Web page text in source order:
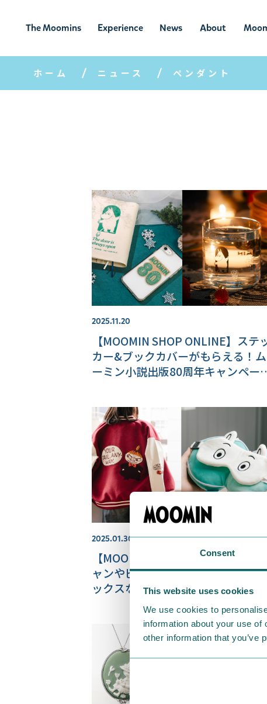
Consent
This website uses cookies
We use cookies to
information about your use
other information that you’ve
The Moomins
ムーミンの
世界
Experience
ムーミンの世
界を楽しむ
News
ニュ
ース
About
ムーミン
について
ム
ホーム ニュース ペンダント
2025.11.20
【MOOMIN SHOP ONLINE】ステ
カー&ブックカバーがもらえる！ム
ーミン小説出版80周年キャンペー
2025.01.30
【MOOMIN SHOP ONLINE】スタジ
ャンやピロー＆アイマスク、宅配
ックスなど新商品をご紹介♪